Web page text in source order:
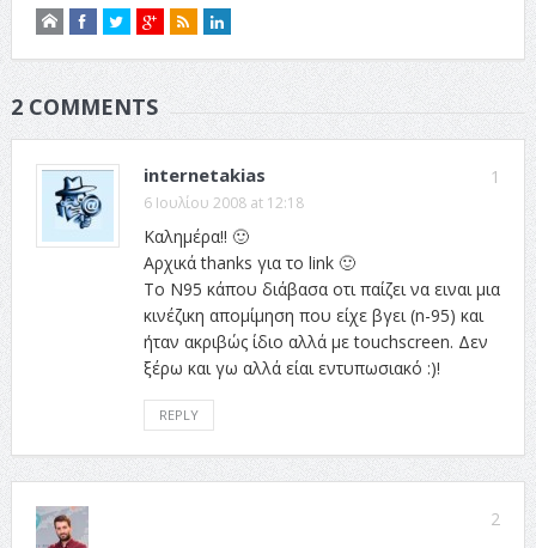
2 COMMENTS
1
internetakias
6 Ιουλίου 2008 at 12:18
Καλημέρα!! 🙂
Αρχικά thanks για το link 🙂
Το N95 κάπου διάβασα οτι παίζει να ειναι μια
κινέζικη απομίμηση που είχε βγει (n-95) και
ήταν ακριβώς ίδιο αλλά με touchscreen. Δεν
ξέρω και γω αλλά είαι εντυπωσιακό :)!
REPLY
2